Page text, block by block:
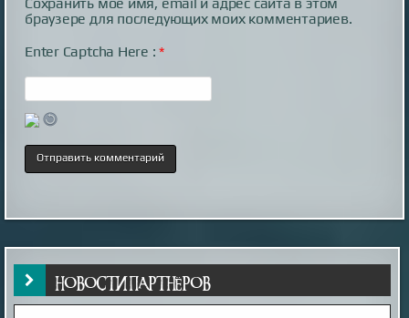
браузере для последующих моих комментариев.
Enter Captcha Here :*
НОВОСТИ ПАРТНЁРОВ